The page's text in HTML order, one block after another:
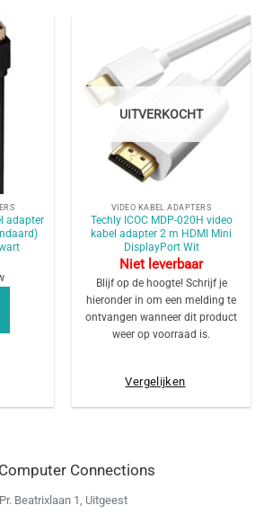
adapter
UITVERKOCHT
VIDEO KABEL ADAPTERS
Techly ICOC MDP-020H video
kabel adapter 2 m HDMI Mini
DisplayPort Wit
Niet leverbaar
Blijf op de hoogte! Schrijf je
hieronder in om een melding te
ontvangen wanneer dit product
weer op voorraad is.
Vergelijken
Computer Connections
Pr. Beatrixlaan 1, Uitgeest